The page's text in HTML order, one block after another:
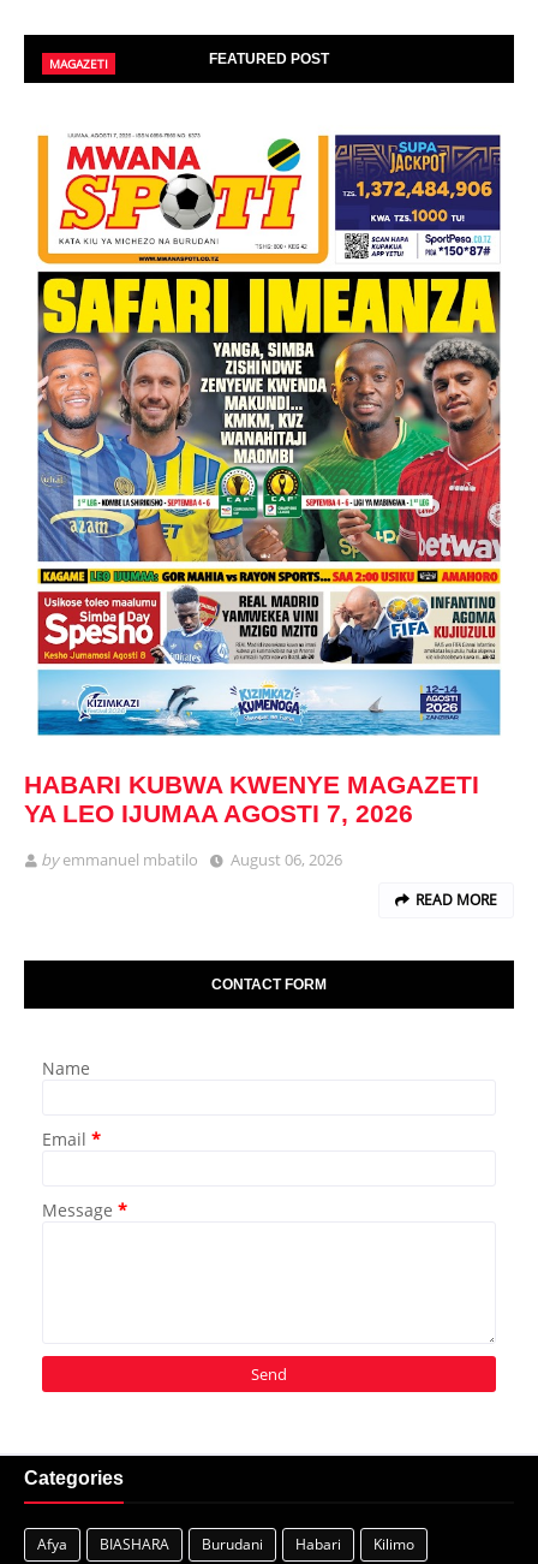
FEATURED POST
MAGAZETI
HABARI KUBWA KWENYE MAGAZETI
YA LEO IJUMAA AGOSTI 7, 2026
byemmanuel mbatilo August 06, 2026
READ MORE
CONTACT FORM
Name
Email *
Message *
Categories
Afya BIASHARA Burudani Habari
Kilimo